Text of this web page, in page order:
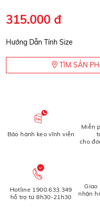
315.000 đ
Hướng Dẫn Tính Size
TÌM SẢN
Bảo hành keo vĩnh viễn
Miễn
cho
Hotline 1900.633.349
hỗ trợ từ 8h30-21h30
Giao
nhận